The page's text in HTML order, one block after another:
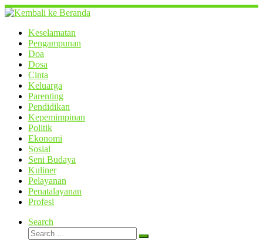
Skip
to
contentKeselamatan
Pengampunan
Doa
Dosa
Cinta
Keluarga
Parenting
Pendidikan
Kepemimpinan
Politik
Ekonomi
Sosial
Seni Budaya
Kuliner
Pelayanan
Penatalayanan
Profesi
Search
Search
Search